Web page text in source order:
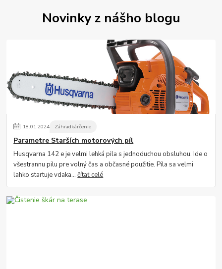
Novinky z nášho blogu
18.01.2024 Záhradkárčenie
Parametre Starších motorových píl
Husqvarna 142 e je velmi lehká pila s jednoduchou obsluhou. Ide o
všestrannu pilu pre volný čas a občasné použitie. Pila sa velmi
lahko startuje vdaka...čítať celé